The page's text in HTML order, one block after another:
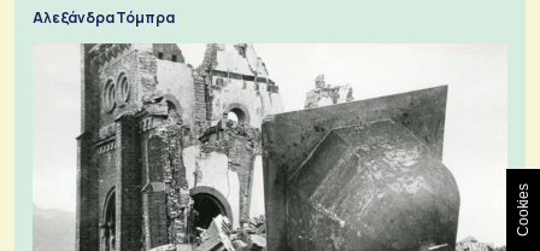
Αλεξάνδρα Τόμπρα
Cookies